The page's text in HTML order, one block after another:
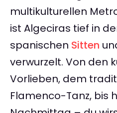
multikulturellen
ist Algeciras tief in
spanischen Sitten
verwurzelt. Von den
Vorlieben, dem
Flamenco-Tanz, bis